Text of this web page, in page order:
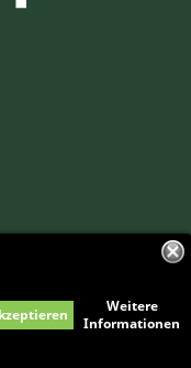
Weitere
Informationen
Objekte